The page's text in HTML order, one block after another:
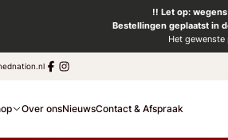
!! Let op:
Bestellingen geplaatst in
Het
Over onsNieuwsContact & Afspraak